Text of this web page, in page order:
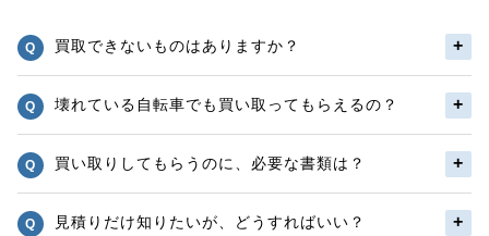
買取できないものはありますか？
壊れている自転車でも買い取ってもらえるの？
買い取りしてもらうのに、必要な書類は？
見積りだけ知りたいが、どうすればいい？